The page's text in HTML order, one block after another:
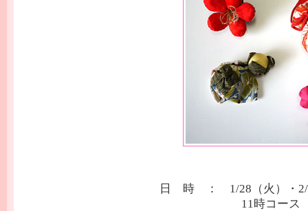
日 時 ： 1/28（火）・
11時コー